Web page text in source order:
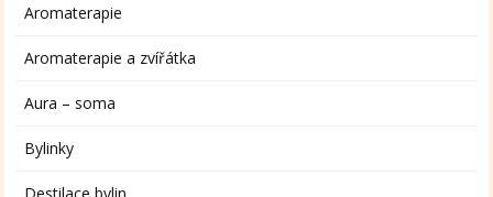
Aromaterapie
Aromaterapie a zvířátka
Aura – soma
Bylinky